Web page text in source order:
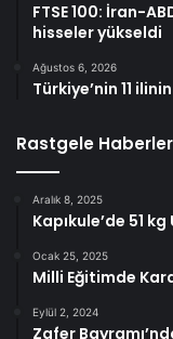
FTSE 100: İran-
hisseler yükseldi
Ağustos 6, 2026
Türkiye’nin 11
Rastgele Haberler
Aralık 8, 2025
Kapıkule’de 51
Ocak 25, 2025
Milli Eğitimde
Eylül 2, 2024
Zafer